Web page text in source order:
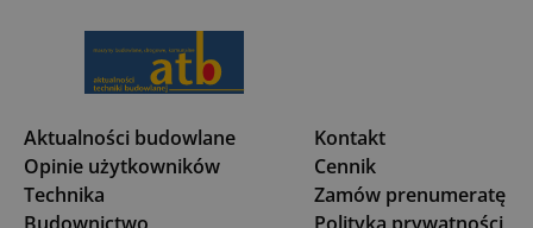
Aktualności budowlane
Opinie użytkowników
Technika
Kontakt
Cennik
Zamów prenumeratę